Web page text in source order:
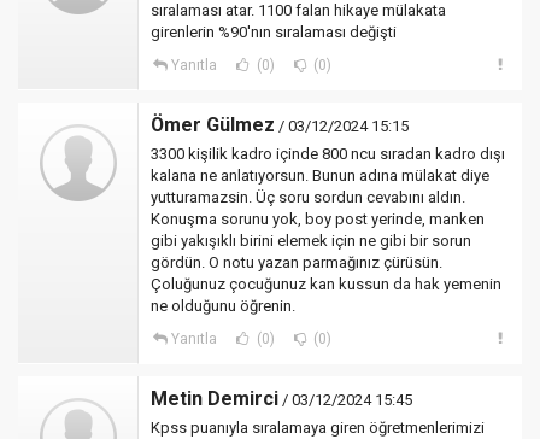
sıralaması atar. 1100 falan hikaye mülakata
girenlerin %90'nın sıralaması değişti
Yanıtla (0) (0)
Ömer Gülmez / 03/12/2024 15:15
3300 kişilik kadro içinde 800 ncu sıradan kadro dışı
kalana ne anlatıyorsun. Bunun adına mülakat diye
yutturamazsin. Üç soru sordun cevabını aldın.
Konuşma sorunu yok, boy post yerinde, manken
gibi yakışıklı birini elemek için ne gibi bir sorun
gördün. O notu yazan parmağınız çürüsün.
Çoluğunuz çocuğunuz kan kussun da hak yemenin
ne olduğunu öğrenin.
Yanıtla (0) (0)
Metin Demirci / 03/12/2024 15:45
Kpss puanıyla sıralamaya giren öğretmenlerimizi